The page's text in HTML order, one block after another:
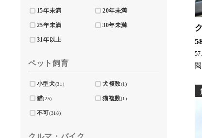
15年未満 20年未満
25年未満 30年未満
31年以上
ペット飼育
小型犬(31) 犬複数(1)
猫(25) 猫複数(1)
不可(318)
クルマ・バイク